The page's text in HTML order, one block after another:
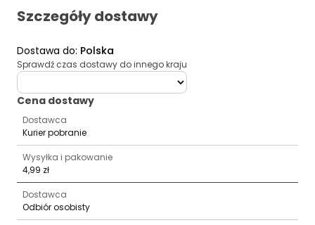
Szczegóły dostawy
Dostawa do: Polska
Sprawdź czas dostawy do innego kraju
deliveryCountry
Cena dostawy
Dostawca
Kurier pobranie
Wysyłka i pakowanie
4,99 zł
Dostawca
Odbiór osobisty